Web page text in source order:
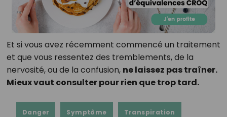
Et si vous avez récemment commencé un traitement
et que vous ressentez des tremblements, de la
nervosité, ou de la confusion, ne laissez pas traîner.
Mieux vaut consulter pour rien que trop tard.
Danger Symptôme Transpiration